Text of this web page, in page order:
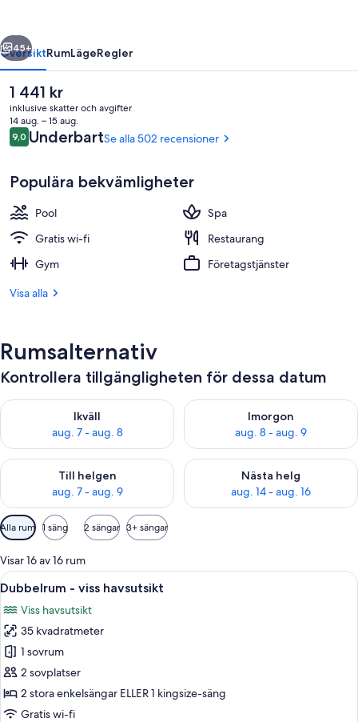
Adults
Only
Terrass/Patio
Nästa
45+
ÖversiktRumLägeRegler
Det
nuvarande
priset
är
1 441 kr
1 441 kr
inklusive skatter och avgifter
14 aug. – 15 aug.
Recensioner
9,09,0 av 10,
UnderbartSe alla 502 recensioner
Populära bekvämligheter
Pool
Spa
Gratis wi-fi
Restaurang
Gym
Företagstjänster
Visa alla
Rumsalternativ
Kontrollera tillgängligheten för dessa datum
Ikväll
aug. 7 - aug. 8
Kontrollera tillgängligheten för ikväll aug. 7 - aug. 8
Imorgon
aug. 8 - aug. 9
Kontrollera tillgängligheten
Till helgen
aug. 7 - aug. 9
Kontrollera tillgängligheten för den här helgen aug. 7 - aug. 9
Nästa helg
aug. 14 - aug. 16
Kontrollera tillgängligheten
Tillgängliga
filter
för
rum
Alla rum 1 säng 2 sängar 3+ sängar
Visar 16 av 16 rum
Öppna
alla
foton
för
Dubbelrum
-
viss
havsutsikt
Ett hotellrum med en säng, ett
3
Dubbelrum - viss havsutsikt
Viss havsutsikt
35 kvadratmeter
1 sovrum
2 sovplatser
2 stora enkelsängar ELLER 1 kingsize-säng
Gratis wi-fi